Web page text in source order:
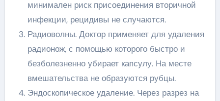
минимален риск присоединения вторичной
инфекции, рецидивы не случаются.
Радиоволны. Доктор применяет для удаления
радионож, с помощью которого быстро и
безболезненно убирает капсулу. На месте
вмешательства не образуются рубцы.
Эндоскопическое удаление. Через разрез на